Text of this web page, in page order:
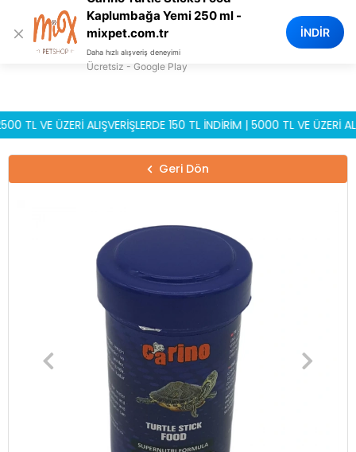
VE ÜZERİ ALIŞVERİŞLERDE 150 TL İNDİRİM | 5000 TL VE ÜZERİ
0
Geri Dön
×
Kaplumbağa Yemi 250 ml -
mixpet.com.tr
Daha hızlı alışveriş deneyimi
Ücretsiz - Google Play
İNDİR